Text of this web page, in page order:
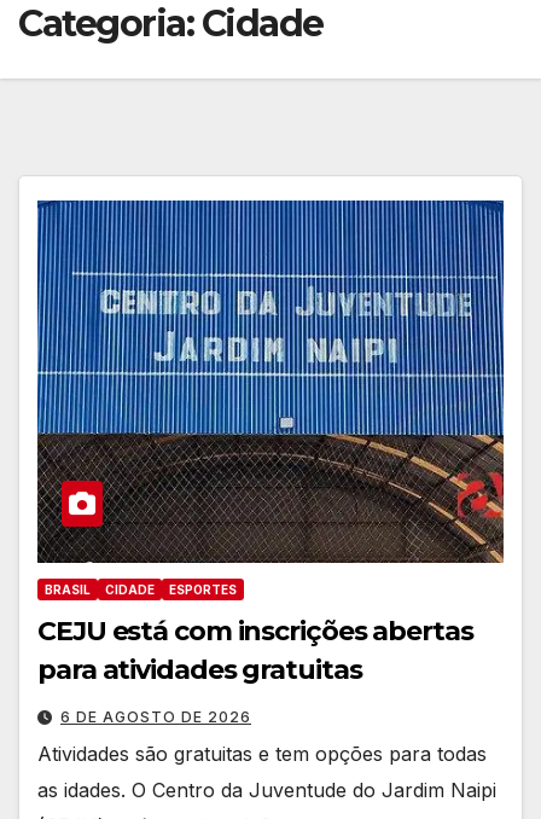
Categoria:Cidade
BRASIL CIDADE ESPORTES
CEJU está com inscrições abertas
para atividades gratuitas
6 DE AGOSTO DE 2026
Atividades são gratuitas e tem opções para todas
as idades. O Centro da Juventude do Jardim Naipi